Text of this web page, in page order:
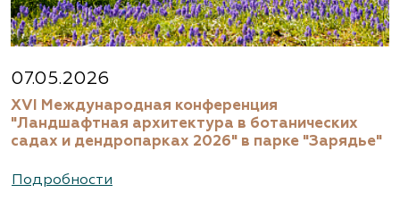
07.05.2026
XVI Международная конференция
"Ландшафтная архитектура в ботанических
садах и дендропарках 2026" в парке "Зарядье"
Подробности